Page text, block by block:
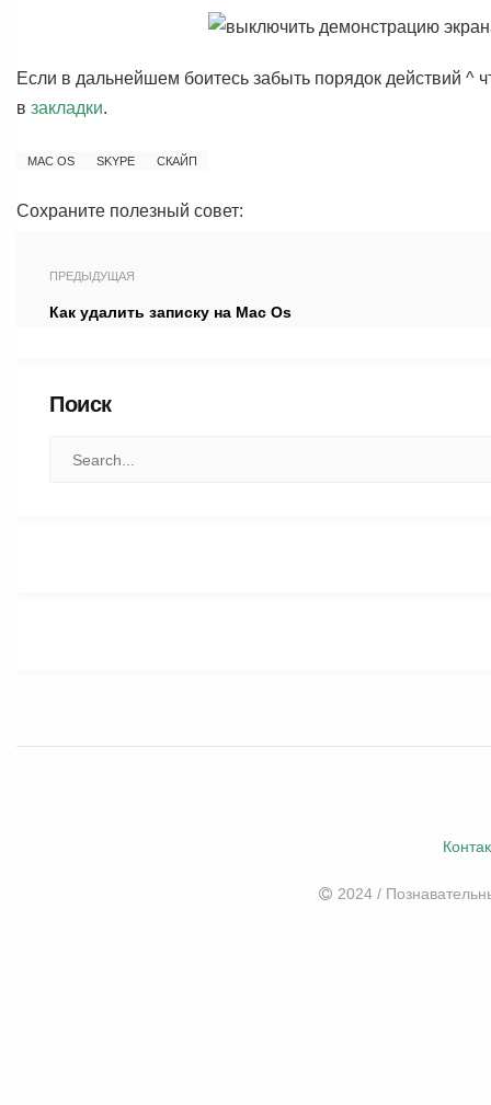
Если в дальнейшем боитесь забыть порядок действий ^
в закладки.
MAC OS SKYPE СКАЙП
Сохраните полезный совет:
ПРЕДЫДУЩАЯ
Как удалить записку на Mac Os
Поиск
2024 /